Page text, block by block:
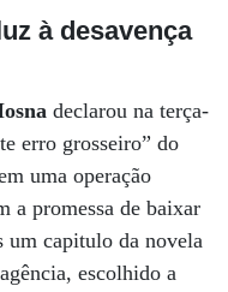
à desavença
declarou na terça-
erro grosseiro” do
uma operação
a promessa de baixar
um capitulo da novela
escolhido a